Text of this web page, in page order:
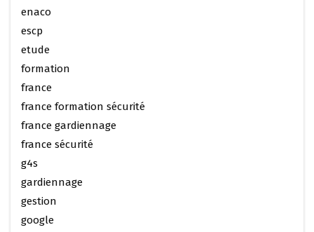
enaco
escp
etude
formation
france
france formation sécurité
france gardiennage
france sécurité
g4s
gardiennage
gestion
google